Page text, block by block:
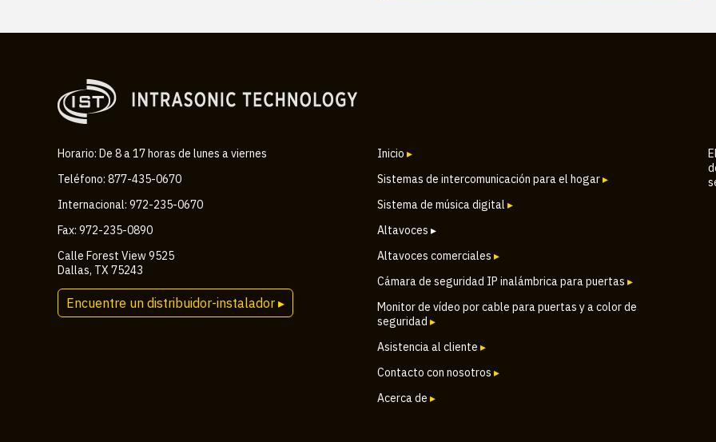
Horario: De 8 a 17 horas de lunes a viernes
Teléfono: 877-435-0670
Internacional: 972-235-0670
Fax: 972-235-0890
Calle Forest View 9525
Dallas, TX 75243
Encuentre un distribuidor-instalador ▸
Inicio ▸
Sistemas de intercomunicación para el hogar▸
Sistema de música digital ▸
Altavoces ▸
Altavoces comerciales ▸
Cámara de seguridad IP inalámbrica para puertas ▸
Monitor de vídeo por cable para puertas y a color de
seguridad ▸
Asistencia al cliente ▸
Contacto con nosotros ▸
Acerca de ▸